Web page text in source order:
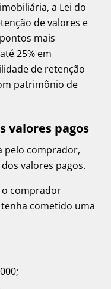
a Lei do
de valores e
mais
25% em
de retenção
patrimônio de
valores pagos
pelo comprador,
valores pagos.
o comprador
cometido uma